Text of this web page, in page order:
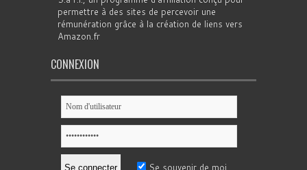
permettre à des sites de percevoir une
rémunération grâce à la création de liens vers
Amazon.fr
CONNEXION
Se souvenir de moi